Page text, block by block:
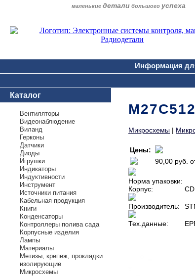
маленькие детали большого успеха
Информация
Каталог
Вентиляторы
Видеонаблюдение
Виланд
Герконы
Датчики
Диоды
Игрушки
Индикаторы
Индуктивности
Инструмент
Источники питания
Кабельная продукция
Книги
Конденсаторы
Контроллеры полива сада
Корпусные изделия
Лампы
Материалы
Метизы, крепеж, прокладки
изолирующие
Микросхемы
Микросхемы |
Цены:
90,00 руб.
Норма упаковки:
Корпус:
Производитель:
Тех.данные: